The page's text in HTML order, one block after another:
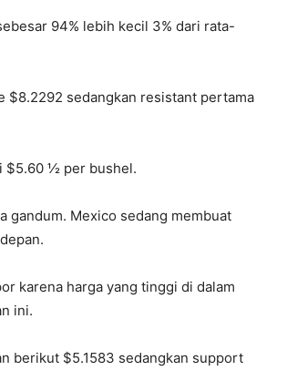
94% lebih kecil 3% dari rata-
sedangkan resistant pertama
$5.60 ½ per bushel.
gandum. Mexico sedang membuat
karena harga yang tinggi di dalam
ini.
berikut $5.1583 sedangkan support